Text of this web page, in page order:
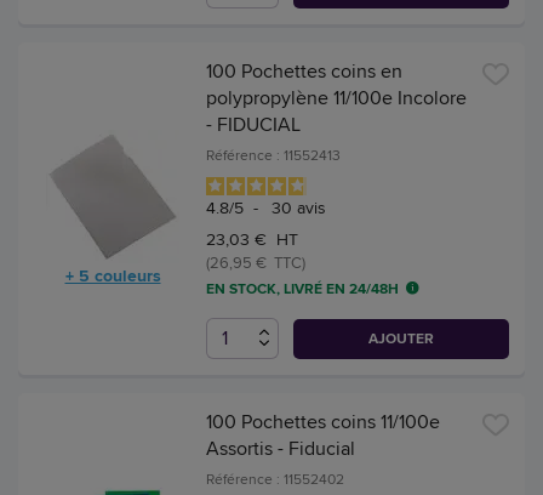
+ 5 couleurs
100 Pochettes coins en
polypropylène 11/100e Incolore
- FIDUCIAL
Référence : 11552413
4.8/5 - 30 avis
23,03 € HT
(26,95 € TTC)
EN STOCK, LIVRÉ EN 24/48H
AJOUTER
100 Pochettes coins 11/100e
Assortis - Fiducial
Référence : 11552402